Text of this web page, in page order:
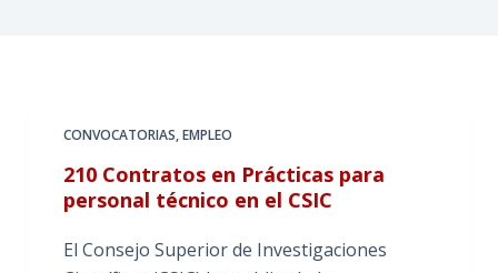
CONVOCATORIAS,EMPLEO
210 Contratos en Prácticas para
personal técnico en el CSIC
El Consejo Superior de Investigaciones